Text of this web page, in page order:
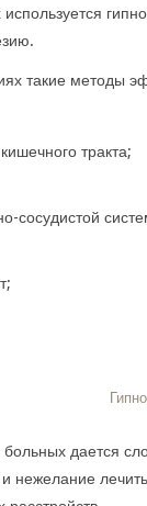
такие методы
тракта;
сосудистой
больных дается
нежелание